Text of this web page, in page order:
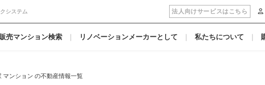
システム 法人向けサービスはこちら
販売マンション検索 リノベーションメーカーとして 私たちについて
マンション の不動産情報一覧